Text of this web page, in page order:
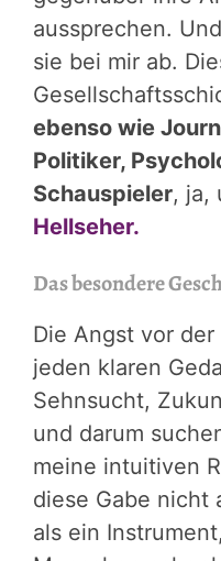
aussprechen.
sie bei mir ab.
ebenso wie
Politiker,
Schauspieler, ja,
Hellseher.
Das besondere
Die Angst vor
jeden klaren
Sehnsucht,
und darum
meine intuitiven
diese Gabe nicht
als ein